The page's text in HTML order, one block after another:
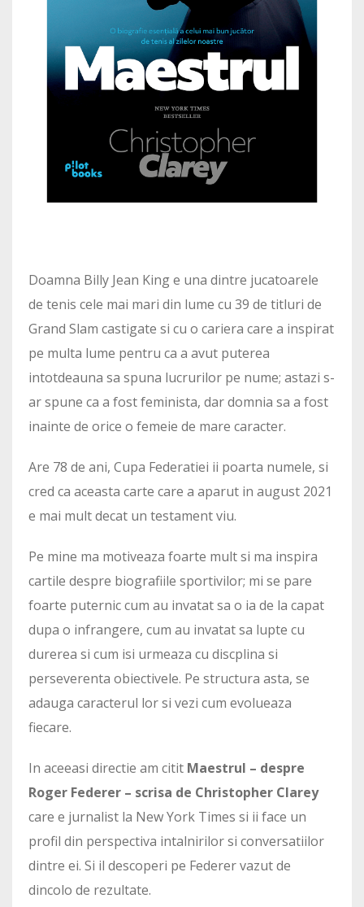
Doamna Billy Jean King e una dintre jucatoarele
de tenis cele mai mari din lume cu 39 de titluri de
Grand Slam castigate si cu o cariera care a inspirat
pe multa lume pentru ca a avut puterea
intotdeauna sa spuna lucrurilor pe nume; astazi s-
ar spune ca a fost feminista, dar domnia sa a fost
inainte de orice o femeie de mare caracter.
Are 78 de ani, Cupa Federatiei ii poarta numele, si
cred ca aceasta carte care a aparut in august 2021
e mai mult decat un testament viu.
Pe mine ma motiveaza foarte mult si ma inspira
cartile despre biografiile sportivilor; mi se pare
foarte puternic cum au invatat sa o ia de la capat
dupa o infrangere, cum au invatat sa lupte cu
durerea si cum isi urmeaza cu discplina si
perseverenta obiectivele. Pe structura asta, se
adauga caracterul lor si vezi cum evolueaza
fiecare.
In aceeasi directie am citit Maestrul – despre
Roger Federer – scrisa de Christopher Clarey
care e jurnalist la New York Times si ii face un
profil din perspectiva intalnirilor si conversatiilor
dintre ei. Si il descoperi pe Federer vazut de
dincolo de rezultate.